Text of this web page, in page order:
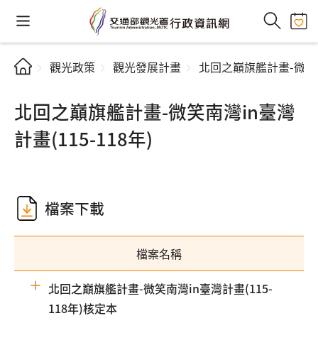
觀光政策 觀光發展計畫 北回之巔旗艦計畫-微
北回之巔旗艦計畫-微笑南灣in臺灣
計畫(115-118年)
檔案下載
檔案名稱
北回之巔旗艦計畫-微笑南灣in臺灣計畫(115-
118年)核定本